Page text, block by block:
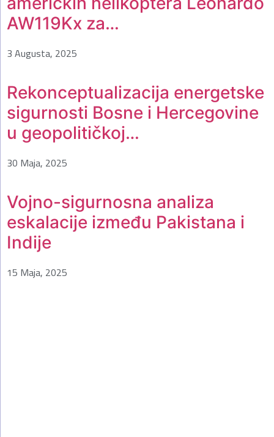
AW119Kx za…
3 Augusta, 2025
Rekonceptualizacija energetske
sigurnosti Bosne i Hercegovine
u geopolitičkoj…
30 Maja, 2025
Vojno-sigurnosna analiza
eskalacije između Pakistana i
Indije
15 Maja, 2025